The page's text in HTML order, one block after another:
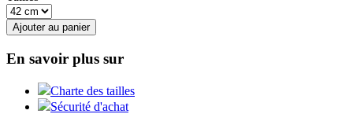
Ajouter au panier
En savoir plus sur
Charte des tailles
Sécurité d'achat